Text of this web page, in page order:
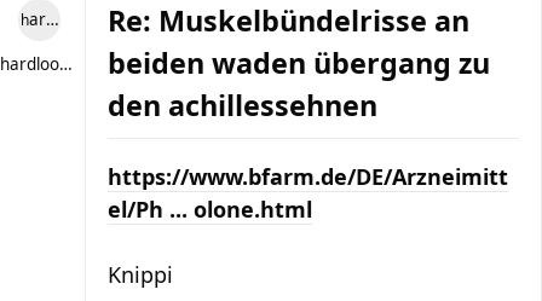
hardlooper
hardlooper
Re: Muskelbündelrisse an
beiden waden übergang zu
den achillessehnen
https://www.bfarm.de/DE/Arzneimitt
el/Ph ... olone.html
Knippi